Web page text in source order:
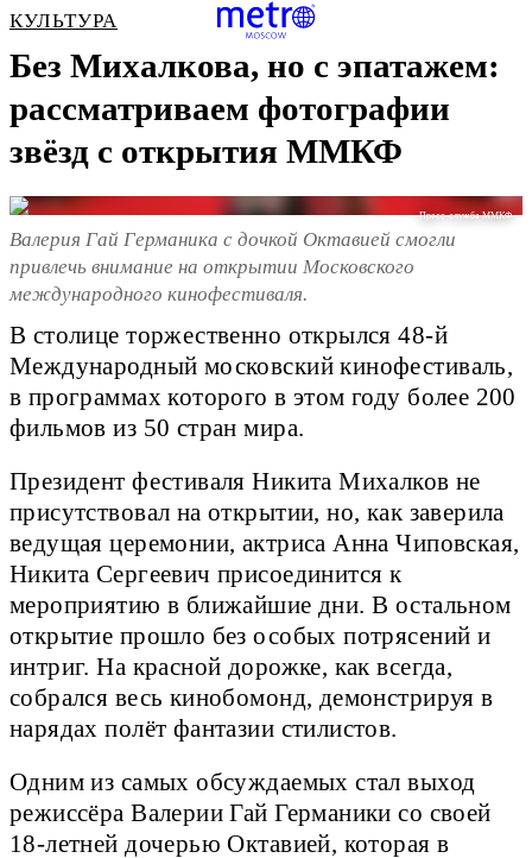
КУЛЬТУРА
Без Михалкова, но с эпатажем:
рассматриваем фотографии
звёзд с открытия ММКФ
Пресс-служба ММКФ
Валерия Гай Германика с дочкой Октавией смогли
привлечь внимание на открытии Московского
международного кинофестиваля.
В столице торжественно открылся 48-й
Международный московский кинофестиваль,
в программах которого в этом году более 200
фильмов из 50 стран мира.
Президент фестиваля Никита Михалков не
присутствовал на открытии, но, как заверила
ведущая церемонии, актриса Анна Чиповская,
Никита Сергеевич присоединится к
мероприятию в ближайшие дни. В остальном
открытие прошло без особых потрясений и
интриг. На красной дорожке, как всегда,
собрался весь кинобомонд, демонстрируя в
нарядах полёт фантазии стилистов.
Одним из самых обсуждаемых стал выход
режиссёра Валерии Гай Германики со своей
18-летней дочерью Октавией, которая в